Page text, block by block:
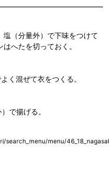
（分量外）で下味をつけて
へたを切っておく。
く混ぜて衣をつくる。
で揚げる。
menu/